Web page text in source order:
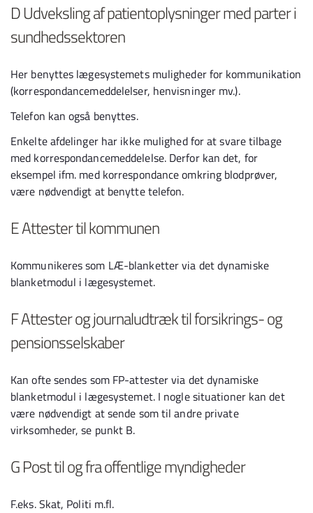
D Udveksling af patientoplysninger med parter i
sundhedssektoren
Her benyttes lægesystemets muligheder for kommunikation
(korrespondancemeddelelser, henvisninger mv.).
Telefon kan også benyttes.
Enkelte afdelinger har ikke mulighed for at svare tilbage
med korrespondancemeddelelse. Derfor kan det, for
eksempel ifm. med korrespondance omkring blodprøver,
være nødvendigt at benytte telefon.
E Attester til kommunen
Kommunikeres som LÆ-blanketter via det dynamiske
blanketmodul i lægesystemet.
F Attester og journaludtræk til forsikrings- og
pensionsselskaber
Kan ofte sendes som FP-attester via det dynamiske
blanketmodul i lægesystemet. I nogle situationer kan det
være nødvendigt at sende som til andre private
virksomheder, se punkt B.
G Post til og fra offentlige myndigheder
F.eks. Skat, Politi m.fl.